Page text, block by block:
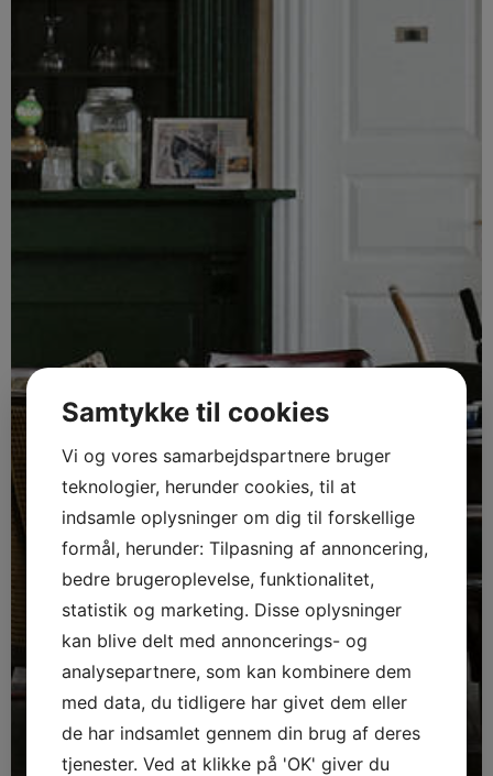
Samtykke til cookies
Vi og vores samarbejdspartnere bruger
teknologier, herunder cookies, til at
indsamle oplysninger om dig til forskellige
formål, herunder: Tilpasning af annoncering,
bedre brugeroplevelse, funktionalitet,
statistik og marketing. Disse oplysninger
kan blive delt med annoncerings- og
analysepartnere, som kan kombinere dem
med data, du tidligere har givet dem eller
de har indsamlet gennem din brug af deres
tjenester. Ved at klikke på 'OK' giver du